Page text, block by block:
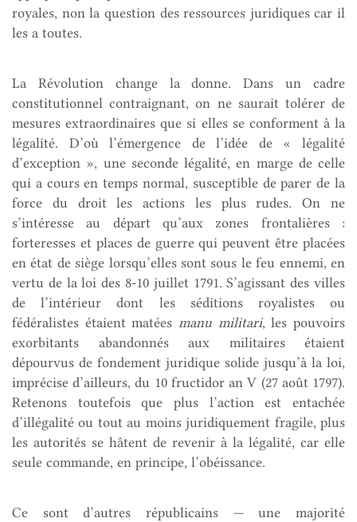
royales, non la question des ressources juridiques car il
les a toutes.
La Révolution change la donne. Dans un cadre
constitutionnel contraignant, on ne saurait tolérer de
mesures extraordinaires que si elles se conforment à la
légalité. D’où l’émergence de l’idée de « légalité
d’exception », une seconde légalité, en marge de celle
qui a cours en temps normal, susceptible de parer de la
force du droit les actions les plus rudes. On ne
s’intéresse au départ qu’aux zones frontalières :
forteresses et places de guerre qui peuvent être placées
en état de siège lorsqu’elles sont sous le feu ennemi, en
vertu de la loi des 8-10 juillet 1791. S’agissant des villes
de l’intérieur dont les séditions royalistes ou
fédéralistes étaient matées manu militari, les pouvoirs
exorbitants abandonnés aux militaires étaient
dépourvus de fondement juridique solide jusqu’à la loi,
imprécise d’ailleurs, du 10 fructidor an V (27 août 1797).
Retenons toutefois que plus l’action est entachée
d’illégalité ou tout au moins juridiquement fragile, plus
les autorités se hâtent de revenir à la légalité, car elle
seule commande, en principe, l’obéissance.
Ce sont d’autres républicains — une majorité